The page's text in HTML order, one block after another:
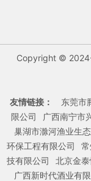
Copyright ©
友情链接：
东莞市
限公司
广西南宁市
巢湖市滁河渔业生
环保工程有限公司
技有限公司
北京金
广西新时代酒业有